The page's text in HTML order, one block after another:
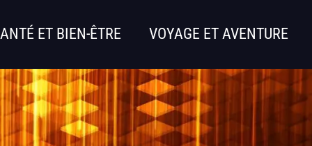
ET BIEN-ÊTRE VOYAGE ET AVENTURE